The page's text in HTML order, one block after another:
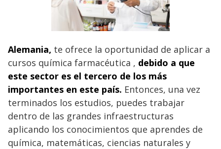
Alemania, te ofrece la oportunidad de aplicar a
cursos química farmacéutica , debido a que
este sector es el tercero de los más
importantes en este país. Entonces, una vez
terminados los estudios, puedes trabajar
dentro de las grandes infraestructuras
aplicando los conocimientos que aprendes de
química, matemáticas, ciencias naturales y